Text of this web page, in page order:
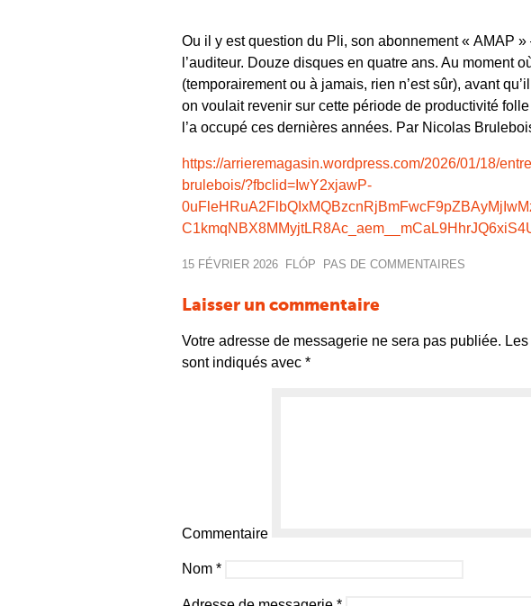
Ou il y est question du Pli, son abonnement « AMAP »
l’auditeur. Douze disques en quatre ans. Au moment
(temporairement ou à jamais, rien n’est sûr), avant
on voulait revenir sur cette période de productivité
l’a occupé ces dernières années. Par Nicolas
https://arrieremagasin.wordpress.com/2026/01/18/
brulebois/?fbclid=IwY2xjawP-
15 FÉVRIER 2026 FLÓP PAS DE COMMENTAIRES
Laisser un commentaire
Votre adresse de messagerie ne sera pas publiée.
sont indiqués avec *
Commentaire
Nom *